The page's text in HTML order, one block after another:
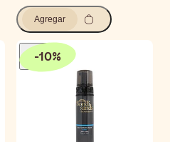
Agregar
-10%